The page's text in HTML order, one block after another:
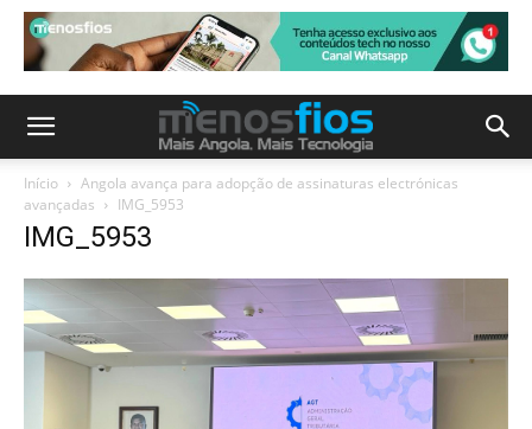
Início
Angola avança para adopção de assinaturas electrónicas
avançadas
IMG_5953
IMG_5953